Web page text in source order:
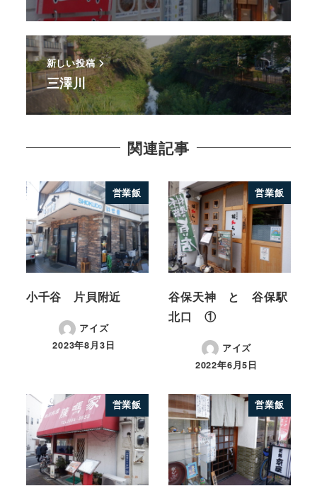
新しい投稿
三澤川
関連記事
営業飯
小千谷 片貝附近
アイズ
2023年8月3日
営業飯
谷保天神 と 谷保駅
北口 ①
アイズ
2022年6月5日
営業飯 営業飯